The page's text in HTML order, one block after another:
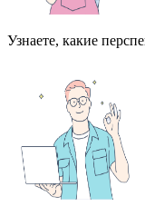
Узнаете, какие